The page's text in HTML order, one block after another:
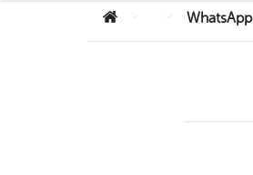
Você está aqui: